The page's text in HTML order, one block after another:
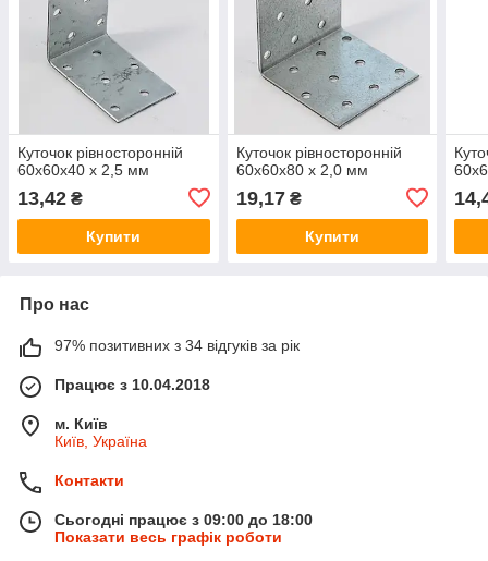
Куточок рівносторонній
60х60х40 х 2,5 мм
13,42 ₴
Купити
Куточок рівносторонній
60х60х80 х 2,0 мм
19,17₴
Купити
Про нас
97% позитивних з 34 відгуків за рік
Працює з 10.04.2018
м. Київ
Київ, Україна
Контакти
Сьогодні працює з 09:00 до 18:00
Показати весь графік роботи